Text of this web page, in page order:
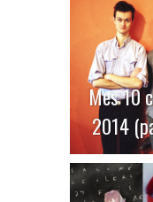
Mes 10
2014